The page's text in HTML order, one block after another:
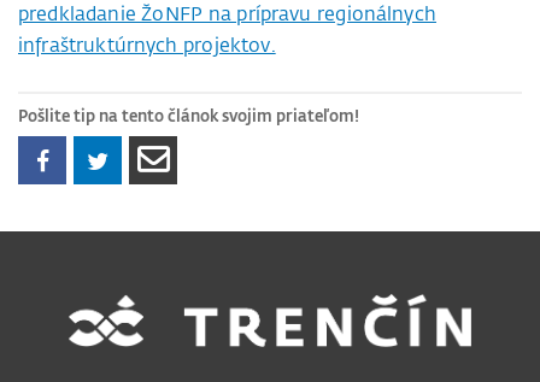
predkladanie ŽoNFP na prípravu regionálnych
infraštruktúrnych projektov.
Pošlite tip na tento článok svojim priateľom!